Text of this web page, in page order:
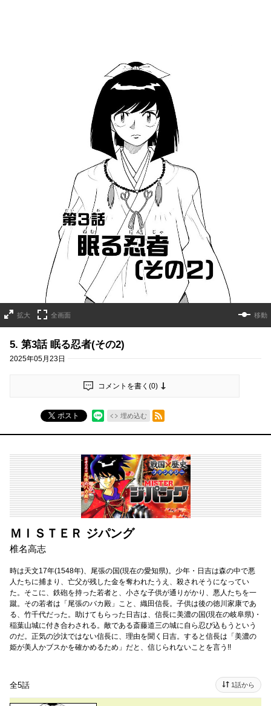
拡大 全画面 移動
5. 第3話 眠る忍者(その2)
2025年05月23日
コメントを書く(0)
ポスト 埋め込む
RSSフィード
ＭＩＳＴＥＲ ジパング
椎名高志
時は天文17年(1548年)、尾張の国(現在の愛知県)。少年・日吉は森の中で悪
人たちに捕まり、亡父が残した金を奪われたうえ、殺されそうになってい
た。そこに、鉄砲を持った若者と、小さな子供が通りがかり、悪人たちを一
蹴。その若者は「尾張のバカ殿」こと、織田信長。子供は後の徳川家康であ
る、竹千代だった。助けてもらった日吉は、信長に美濃の国(現在の岐阜県)・
稲葉山城に付き合わされる。敵である斎藤道三の城に自ら忍び込もうという
のだ。正気の沙汰ではない信長に、理由を聞く日吉。すると信長は「美濃の
姫が美人かブスかを確かめるため」だと、信じられないことを言う!!
全5話 1話から